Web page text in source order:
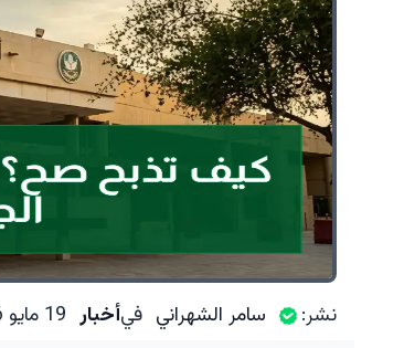
نشر: سامر الشهراني فيأخبار 19 مايو 2026 الساعة 07:45 صباحاً